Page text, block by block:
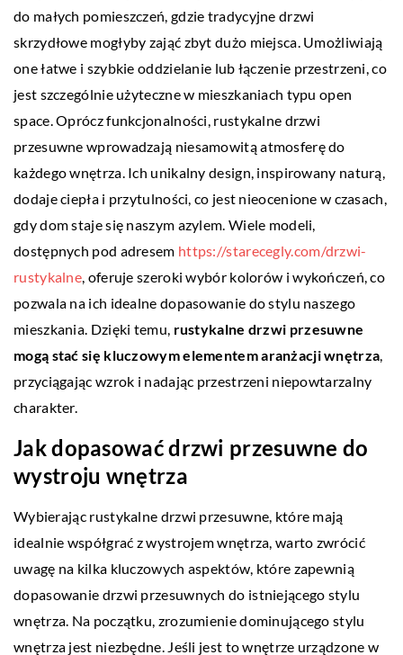
do małych pomieszczeń, gdzie tradycyjne drzwi
skrzydłowe mogłyby zająć zbyt dużo miejsca. Umożliwiają
one łatwe i szybkie oddzielanie lub łączenie przestrzeni, co
jest szczególnie użyteczne w mieszkaniach typu open
space. Oprócz funkcjonalności, rustykalne drzwi
przesuwne wprowadzają niesamowitą atmosferę do
każdego wnętrza. Ich unikalny design, inspirowany naturą,
dodaje ciepła i przytulności, co jest nieocenione w czasach,
gdy dom staje się naszym azylem. Wiele modeli,
dostępnych pod adresem https://starecegly.com/drzwi-
rustykalne , oferuje szeroki wybór kolorów i wykończeń, co
pozwala na ich idealne dopasowanie do stylu naszego
mieszkania. Dzięki temu, rustykalne drzwi przesuwne
mogą stać się kluczowym elementem aranżacji wnętrza
przyciągając wzrok i nadając przestrzeni niepowtarzalny
charakter.
Jak dopasować drzwi przesuwne do
wystroju wnętrza
Wybierając rustykalne drzwi przesuwne, które mają
idealnie współgrać z wystrojem wnętrza, warto zwrócić
uwagę na kilka kluczowych aspektów, które zapewnią
dopasowanie drzwi przesuwnych do istniejącego stylu
wnętrza. Na początku, zrozumienie dominującego stylu
wnętrza jest niezbędne. Jeśli jest to wnętrze urządzone w